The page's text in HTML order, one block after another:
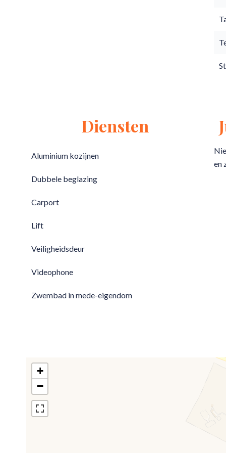
Diensten
Aluminium kozijnen
Dubbele beglazing
Carport
Lift
Veiligheidsdeur
Videophone
Zwembad in mede-eigendom
en
+
−